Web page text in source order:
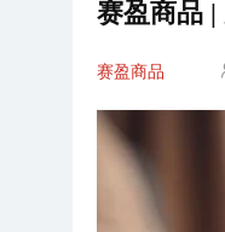
赛盈商品 |
赛盈商品